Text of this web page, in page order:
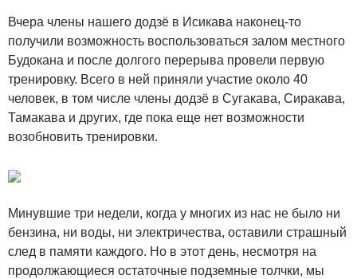
Вчера члены нашего додзё в Исикава наконец-то
получили возможность воспользоваться залом местного
Будокана и после долгого перерыва провели первую
тренировку. Всего в ней приняли участие около 40
человек, в том числе члены додзё в Сугакава, Сиракава,
Тамакава и других, где пока еще нет возможности
возобновить тренировки.
Минувшие три недели, когда у многих из нас не было ни
бензина, ни воды, ни электричества, оставили страшный
след в памяти каждого. Но в этот день, несмотря на
продолжающиеся остаточные подземные толчки, мы